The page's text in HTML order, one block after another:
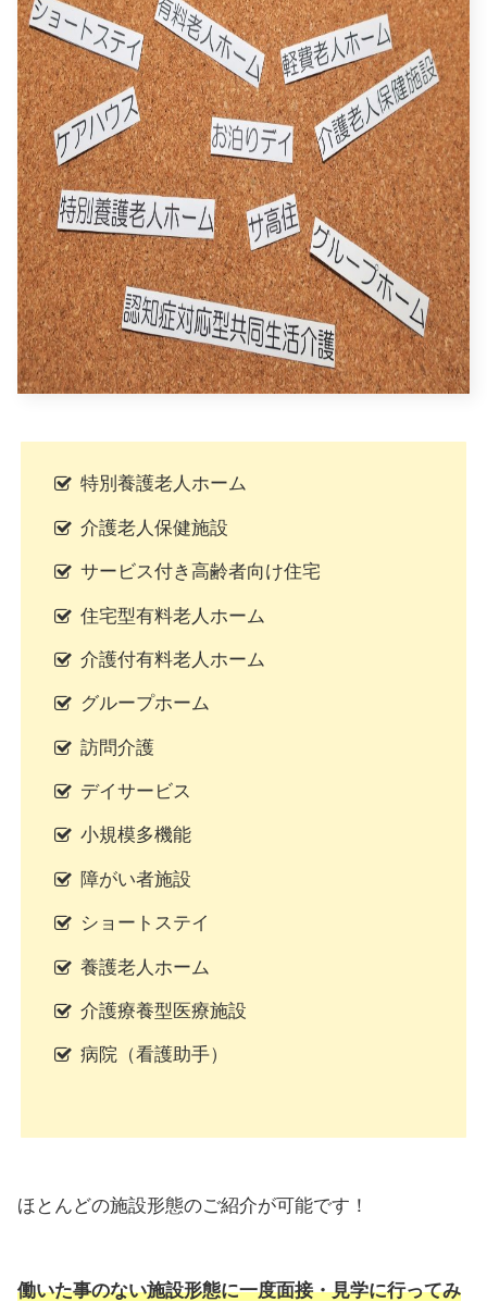
特別養護老人ホーム
介護老人保健施設
サービス付き高齢者向け住宅
住宅型有料老人ホーム
介護付有料老人ホーム
グループホーム
訪問介護
デイサービス
小規模多機能
障がい者施設
ショートステイ
養護老人ホーム
介護療養型医療施設
病院（看護助手）
ほとんどの施設形態のご紹介が可能です！
働いた事のない施設形態に一度面接・見学に行ってみ